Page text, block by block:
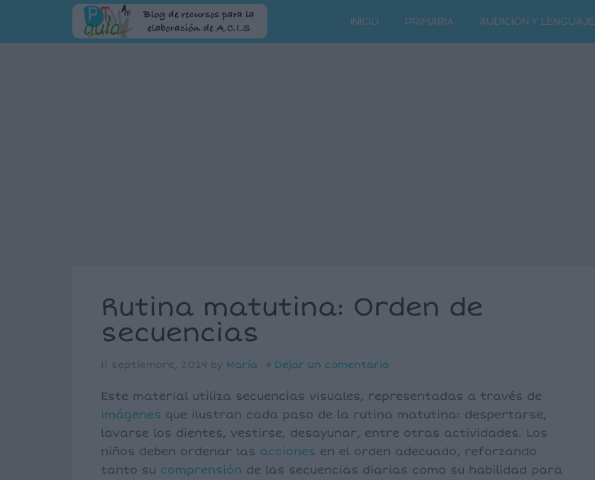
INICIO PRIMARIA AUDICIÓN Y LENGUAJE
Rutina matutina: Orden de
secuencias
11 septiembre, 2024 by María Dejar un comentario
Este material utiliza secuencias visuales, representadas a través de
imágenes que ilustran cada paso de la rutina matutina: despertarse,
lavarse los dientes, vestirse, desayunar, entre otras actividades. Los
niños deben ordenar las acciones en el orden adecuado, reforzando
tanto su comprensión de las secuencias diarias como su habilidad para